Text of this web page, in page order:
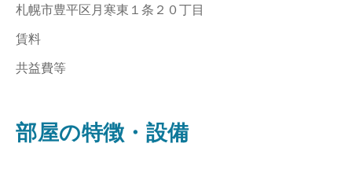
札幌市豊平区月寒東１条２０丁目
賃料
共益費等
部屋の特徴・設備